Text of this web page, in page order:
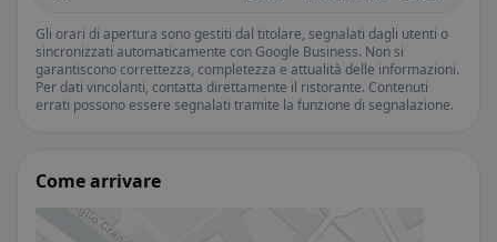
Gli orari di apertura sono gestiti dal titolare, segnalati dagli utenti o
sincronizzati automaticamente con Google Business. Non si
garantiscono correttezza, completezza e attualità delle informazioni.
Per dati vincolanti, contatta direttamente il ristorante. Contenuti
errati possono essere segnalati tramite la funzione di segnalazione.
Come arrivare